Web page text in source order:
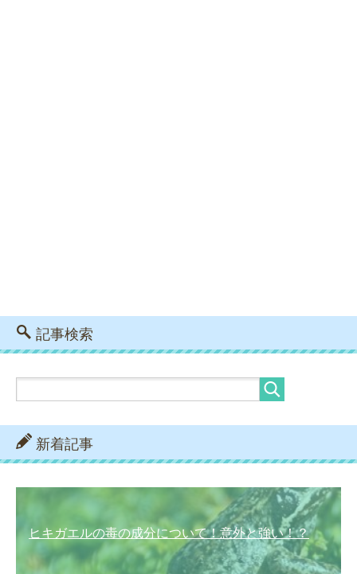
記事検索
新着記事
ヒキガエルの毒の成分について！意外と強い！？